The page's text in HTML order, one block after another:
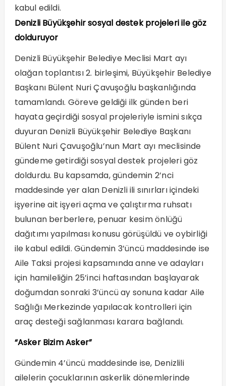
kabul edildi.
Denizli Büyükşehir sosyal destek projeleri ile göz
dolduruyor
Denizli Büyükşehir Belediye Meclisi Mart ayı
olağan toplantısı 2. birleşimi, Büyükşehir Belediye
Başkanı Bülent Nuri Çavuşoğlu başkanlığında
tamamlandı. Göreve geldiği ilk günden beri
hayata geçirdiği sosyal projeleriyle ismini sıkça
duyuran Denizli Büyükşehir Belediye Başkanı
Bülent Nuri Çavuşoğlu’nun Mart ayı meclisinde
gündeme getirdiği sosyal destek projeleri göz
doldurdu. Bu kapsamda, gündemin 2’nci
maddesinde yer alan Denizli ili sınırları içindeki
işyerine ait işyeri açma ve çalıştırma ruhsatı
bulunan berberlere, penuar kesim önlüğü
dağıtımı yapılması konusu görüşüldü ve oybirliği
ile kabul edildi. Gündemin 3’üncü maddesinde ise
Aile Taksi projesi kapsamında anne ve adayları
için hamileliğin 25’inci haftasından başlayarak
doğumdan sonraki 3’üncü ay sonuna kadar Aile
Sağlığı Merkezinde yapılacak kontrolleri için
araç desteği sağlanması karara bağlandı.
“Asker Bizim Asker”
Gündemin 4’üncü maddesinde ise, Denizlili
ailelerin çocuklarının askerlik dönemlerinde